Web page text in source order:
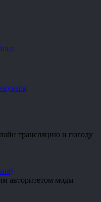
трансляцию и погоду
авторитетом моды